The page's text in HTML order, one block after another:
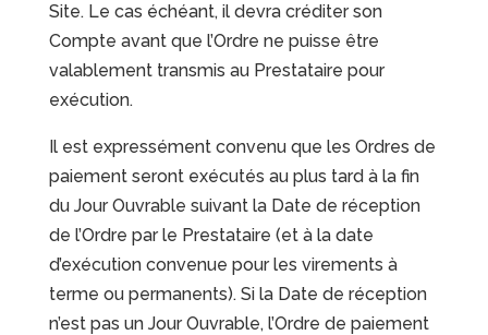
Site. Le cas échéant, il devra créditer son
Compte avant que l’Ordre ne puisse être
valablement transmis au Prestataire pour
exécution.
Il est expressément convenu que les Ordres de
paiement seront exécutés au plus tard à la fin
du Jour Ouvrable suivant la Date de réception
de l’Ordre par le Prestataire (et à la date
d’exécution convenue pour les virements à
terme ou permanents). Si la Date de réception
n’est pas un Jour Ouvrable, l’Ordre de paiement